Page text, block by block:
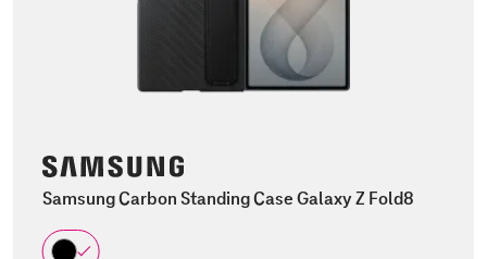
Samsung Carbon Standing Case Galaxy Z Fold8